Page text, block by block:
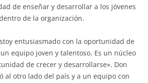
de enseñar y desarrollar a los jóvenes
de la organización.
entusiasmado con la oportunidad de
equipo joven y talentoso. Es un núcleo
de crecer y desarrollarse». Don
al otro lado del país y a un equipo con